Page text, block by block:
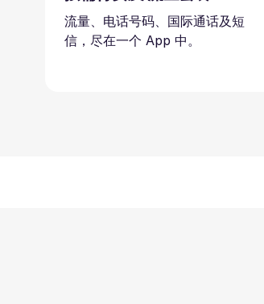
流量、电话号码、国际通话及短
信，尽在一个 App 中。